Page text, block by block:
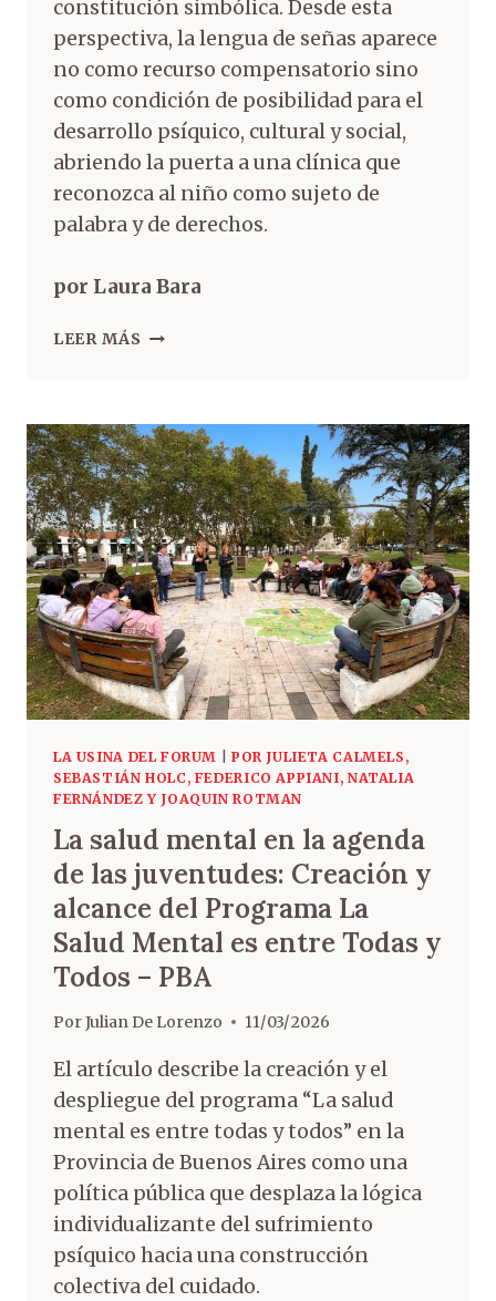
constitución simbólica. Desde esta
perspectiva, la lengua de señas aparece
no como recurso compensatorio sino
como condición de posibilidad para el
desarrollo psíquico, cultural y social,
abriendo la puerta a una clínica que
reconozca al niño como sujeto de
palabra y de derechos.
por Laura Bara
LEER MÁS
LA USINA DEL FORUM
POR JULIETA CALMELS,
SEBASTIÁN HOLC, FEDERICO APPIANI, NATALIA
FERNÁNDEZ Y JOAQUIN ROTMAN
La salud mental en la agenda
de las juventudes: Creación y
alcance del Programa La
Salud Mental es entre Todas y
Todos – PBA
PorJulian De Lorenzo 11/03/2026
El artículo describe la creación y el
despliegue del programa “La salud
mental es entre todas y todos” en la
Provincia de Buenos Aires como una
política pública que desplaza la lógica
individualizante del sufrimiento
psíquico hacia una construcción
colectiva del cuidado.